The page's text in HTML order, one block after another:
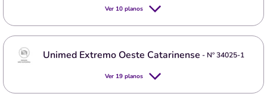
Ver 10 planos
Unimed Extremo Oeste Catarinense - Nº34025-1
Ver 19 planos